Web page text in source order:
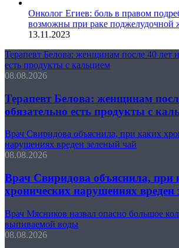
Онколог Егиев: боль в правом
возможны при раке поджелудочной
13.11.2023
Терапевт Белова: женщинам после 40 лет
есть продукты с кальцием
08.08.2026
Терапевт Белова: женщинам
обязательно есть продукты с
Врач Свиридова объяснила, при каких
нарушениях вреден зеленый чай
08.08.2026
Врач Свиридова объяснила, при
хронических нарушениях вреден
Врач Мясников назвал опасно большое
выпиваемой воды
08.08.2026